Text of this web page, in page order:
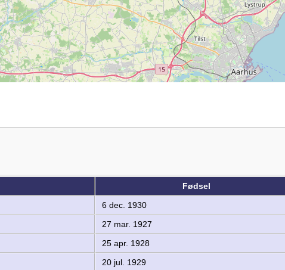
Fødsel
6 dec. 1930
27 mar. 1927
25 apr. 1928
20 jul. 1929